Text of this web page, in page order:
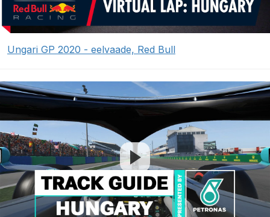
Ungari GP 2020 - eelvaade, Red Bull